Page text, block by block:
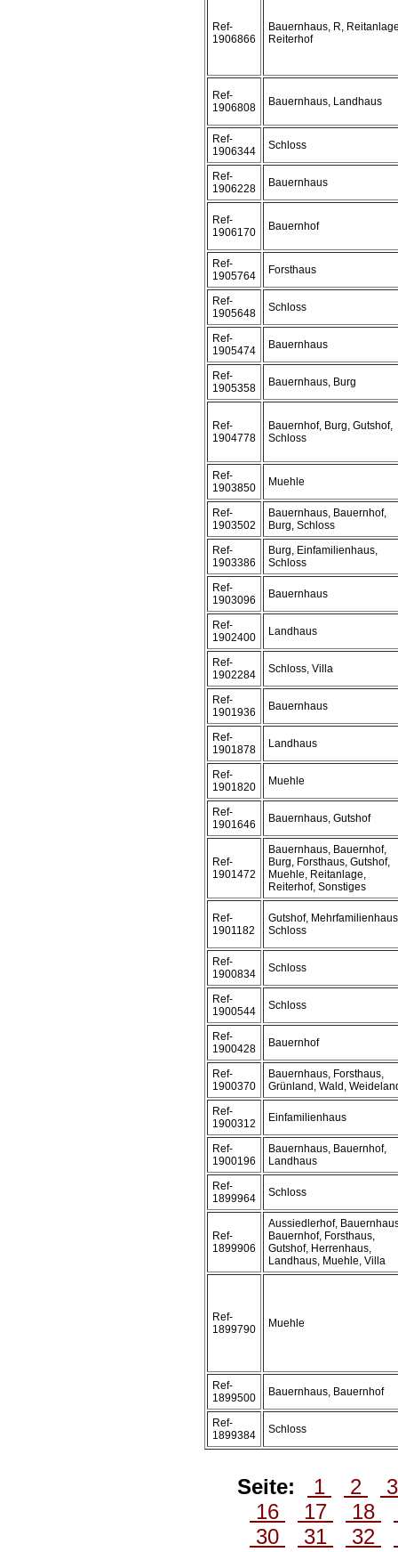
Ref-
1906866
Bauernhaus, R,
Reiterhof
Ref-
1906808
Bauernhaus, Landhaus
Ref-
1906344
Schloss
Ref-
1906228
Bauernhaus
Ref-
1906170
Bauernhof
Ref-
1905764
Forsthaus
Ref-
1905648
Schloss
Ref-
1905474
Bauernhaus
Ref-
1905358
Bauernhaus, Burg
Ref-
1904778
Bauernhof, Burg, Gutshof,
Schloss
Ref-
1903850
Muehle
Ref-
1903502
Bauernhaus, Bauernhof,
Burg, Schloss
Ref-
1903386
Burg, Einfamilienhaus,
Schloss
Ref-
1903096
Bauernhaus
Ref-
1902400
Landhaus
Ref-
1902284
Schloss, Villa
Ref-
1901936
Bauernhaus
Ref-
1901878
Landhaus
Ref-
1901820
Muehle
Ref-
1901646
Bauernhaus, Gutshof
Ref-
1901472
Bauernhaus, Bauernhof,
Burg, Forsthaus, Gutshof,
Muehle, Reitanlage,
Reiterhof, Sonstiges
Ref-
1901182
Gutshof,
Schloss
Ref-
1900834
Schloss
Ref-
1900544
Schloss
Ref-
1900428
Bauernhof
Ref-
1900370
Bauernhaus, Forsthaus,
Grünland, Wald,
Ref-
1900312
Einfamilienhaus
Ref-
1900196
Bauernhaus, Bauernhof,
Landhaus
Ref-
1899964
Schloss
Ref-
1899906
Aussiedlerhof,
Bauernhof, Forsthaus,
Gutshof, Herrenhaus,
Landhaus, Muehle, Villa
Ref-
1899790
Muehle
Ref-
1899500
Bauernhaus, Bauernhof
Ref-
1899384
Schloss
Seite: 1 2
16
17 18
30
31 32